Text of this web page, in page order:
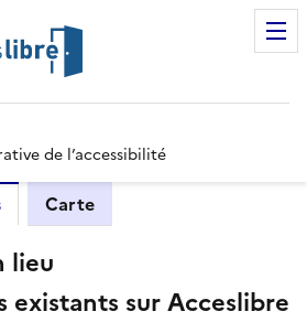
de l’accessibilité
Carte
lieu
existants sur Acceslibre